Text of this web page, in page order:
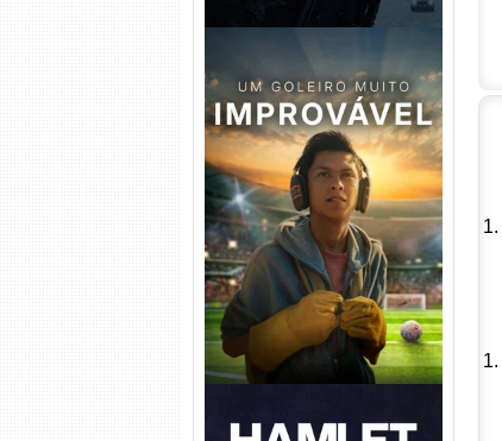
Um Goleiro Muito Improvável
Torrent (2026) WEB-DL 1080p
Dual Áudio